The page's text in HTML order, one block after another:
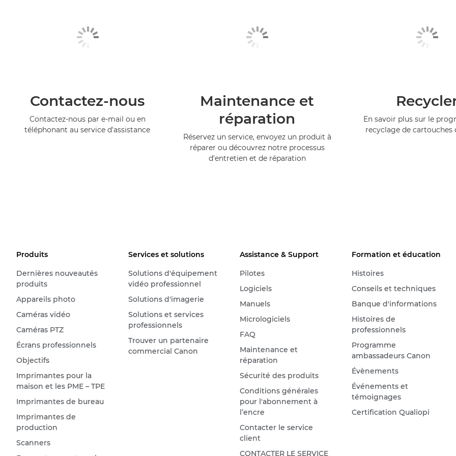
Contactez-nous
Contactez-nous par e-mail ou en
téléphonant au service d'assistance
Maintenance et
réparation
Réservez un service, envoyez un produit à
réparer ou découvrez notre processus
d'entretien et de réparation
En savoir plus sur le
recyclage de cartouches
Produits
Dernières nouveautés
produits
Appareils photo
Caméras vidéo
Caméras PTZ
Écrans professionnels
Objectifs
Imprimantes pour la
maison et les PME – TPE
Imprimantes de bureau
Imprimantes de
production
Scanners
Services et solutions
Solutions d'équipement
vidéo professionnel
Solutions d'imagerie
Solutions et services
professionnels
Trouver un partenaire
commercial Canon
Assistance & Support
Pilotes
Logiciels
Manuels
Micrologiciels
FAQ
Maintenance et
réparation
Sécurité des produits
Conditions générales
pour l'abonnement à
l’encre
Contacter le service
client
CONTACTER LE SERVICE
Formation et éducation
Histoires
Conseils et techniques
Banque d'informations
Histoires de
professionnels
Programme
ambassadeurs Canon
Évènements
Événements et
témoignages
Certification Qualiopi